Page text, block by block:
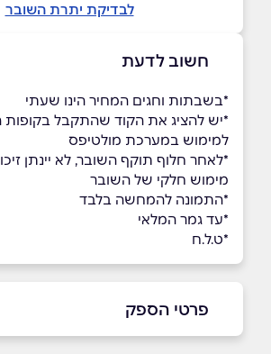
לבדיקת יתרת השובר
חשוב לדעת
*בשבתות וחגים המחיר הינו שעתי
*יש להציג את הקוד שהתקבל בקופות
למימוש במערכת מולטיפס
*לאחר חלוף תוקף השובר, לא יינתן
מימוש חלקי של השובר
*התמונה להמחשה בלבד
*עד גמר המלאי
*ט.ל.ח
פרטי הספק